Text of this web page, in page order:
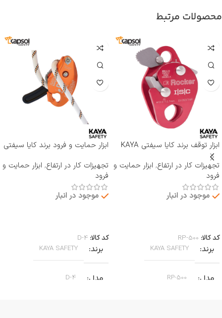
محصولات مرتبط
ابزار توقف برند کایا سیفتی KAYA
SAFETY مدل RP-500 ROCKER
تجهیزات کار در ارتفاع, ابزار حمایت و
فرود
موجود در انبار
کد کالا: RP-500
برند KAYA SAFETY
مدل RP-500
ابزار حمایت و فرود برند کایا سیفتی
تجهیزات کار در ارتفاع, ابزار حمایت و
فرود
موجود در انبار
کد کالا: D-4
برند KAYA SAFETY
مدل D-4